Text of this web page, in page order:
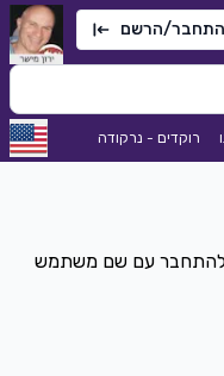
התחבר/הרשם
רוקדים - נרקודה
להתחבר עם שם משתמש